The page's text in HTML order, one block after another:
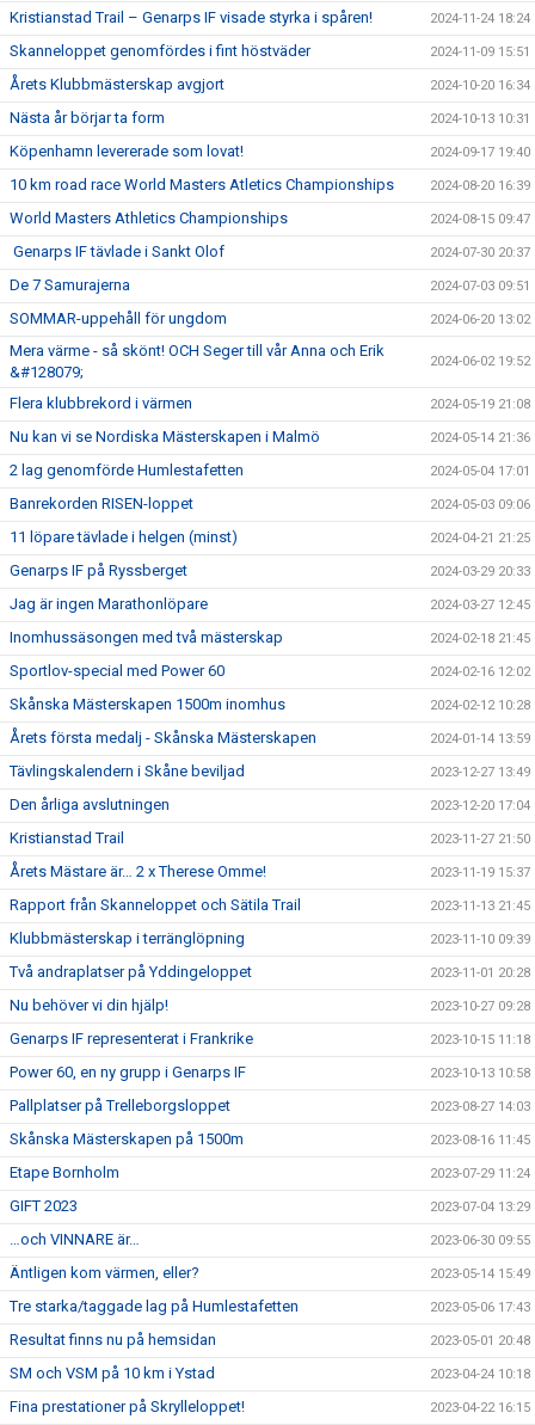
Kristianstad Trail – Genarps IF visade styrka i spåren! 2024-11-24 18:24
Skanneloppet genomfördes i fint höstväder 2024-11-09 15:51
Årets Klubbmästerskap avgjort 2024-10-20 16:34
Nästa år börjar ta form 2024-10-13 10:31
Köpenhamn levererade som lovat! 2024-09-17 19:40
10 km road race World Masters Atletics Championships 2024-08-20 16:39
World Masters Athletics Championships 2024-08-15 09:47
Genarps IF tävlade i Sankt Olof 2024-07-30 20:37
De 7 Samurajerna 2024-07-03 09:51
SOMMAR-uppehåll för ungdom 2024-06-20 13:02
Mera värme - så skönt! OCH Seger till vår Anna och Erik
&#128079;
2024-06-02 19:52
Flera klubbrekord i värmen 2024-05-19 21:08
Nu kan vi se Nordiska Mästerskapen i Malmö 2024-05-14 21:36
2 lag genomförde Humlestafetten 2024-05-04 17:01
Banrekorden RISEN-loppet 2024-05-03 09:06
11 löpare tävlade i helgen (minst) 2024-04-21 21:25
Genarps IF på Ryssberget 2024-03-29 20:33
Jag är ingen Marathonlöpare 2024-03-27 12:45
Inomhussäsongen med två mästerskap 2024-02-18 21:45
Sportlov-special med Power 60 2024-02-16 12:02
Skånska Mästerskapen 1500m inomhus 2024-02-12 10:28
Årets första medalj - Skånska Mästerskapen 2024-01-14 13:59
Tävlingskalendern i Skåne beviljad 2023-12-27 13:49
Den årliga avslutningen 2023-12-20 17:04
Kristianstad Trail 2023-11-27 21:50
Årets Mästare är… 2 x Therese Omme! 2023-11-19 15:37
Rapport från Skanneloppet och Sätila Trail 2023-11-13 21:45
Klubbmästerskap i terränglöpning 2023-11-10 09:39
Två andraplatser på Yddingeloppet 2023-11-01 20:28
Nu behöver vi din hjälp! 2023-10-27 09:28
Genarps IF representerat i Frankrike 2023-10-15 11:18
Power 60, en ny grupp i Genarps IF 2023-10-13 10:58
Pallplatser på Trelleborgsloppet 2023-08-27 14:03
Skånska Mästerskapen på 1500m 2023-08-16 11:45
Etape Bornholm 2023-07-29 11:24
GIFT 2023 2023-07-04 13:29
…och VINNARE är… 2023-06-30 09:55
Äntligen kom värmen, eller? 2023-05-14 15:49
Tre starka/taggade lag på Humlestafetten 2023-05-06 17:43
Resultat finns nu på hemsidan 2023-05-01 20:48
SM och VSM på 10 km i Ystad 2023-04-24 10:18
Fina prestationer på Skrylleloppet! 2023-04-22 16:15